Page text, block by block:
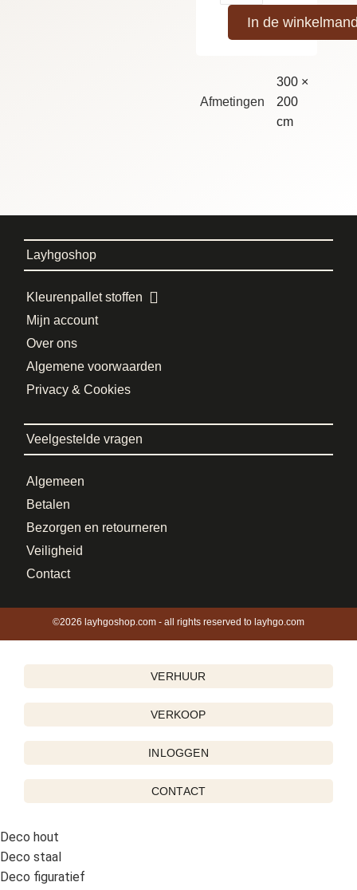
In de
Afmetingen
300 ×
200
cm
Layhgoshop
Kleurenpallet stoffen
Mijn account
Over ons
Algemene voorwaarden
Privacy & Cookies
Veelgestelde vragen
Algemeen
Betalen
Bezorgen en retourneren
Veiligheid
Contact
©2026 layhgoshop.com - all rights reserved to layhgo.com
VERHUUR
VERKOOP
INLOGGEN
CONTACT
Deco hout
Deco staal
Deco figuratief